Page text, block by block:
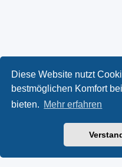
Diese Website nutzt
bestmöglichen Komfort
bieten. Mehr erfahren